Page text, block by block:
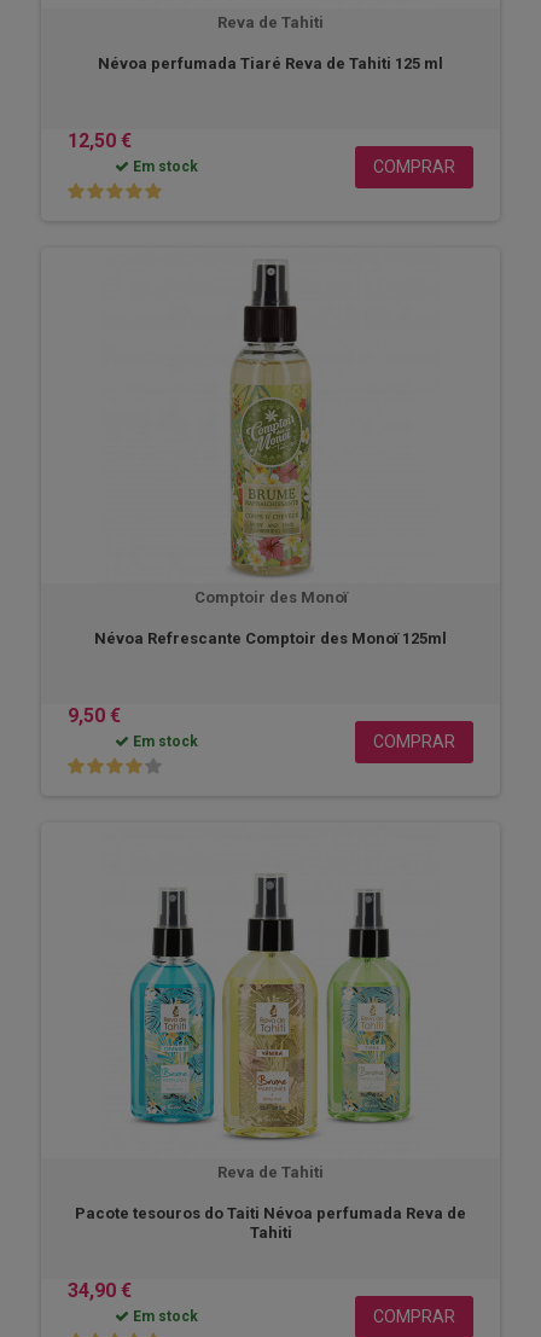
Reva de Tahiti
Névoa perfumada Tiaré Reva de Tahiti 125 ml
12,50 €
Em stock COMPRAR
Comptoir des Monoï
Névoa Refrescante Comptoir des Monoï 125ml
9,50 €
Em stock COMPRAR
Reva de Tahiti
Pacote tesouros do Taiti Névoa perfumada Reva de
Tahiti
34,90 €
Em stock COMPRAR